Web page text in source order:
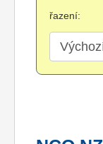
řazení: